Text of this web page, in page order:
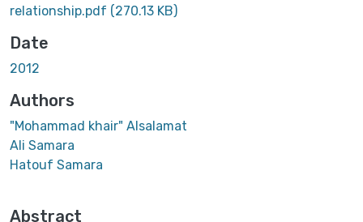
relationship.pdf (270.13 KB)
Date
2012
Authors
"Mohammad khair" Alsalamat
Ali Samara
Hatouf Samara
Abstract